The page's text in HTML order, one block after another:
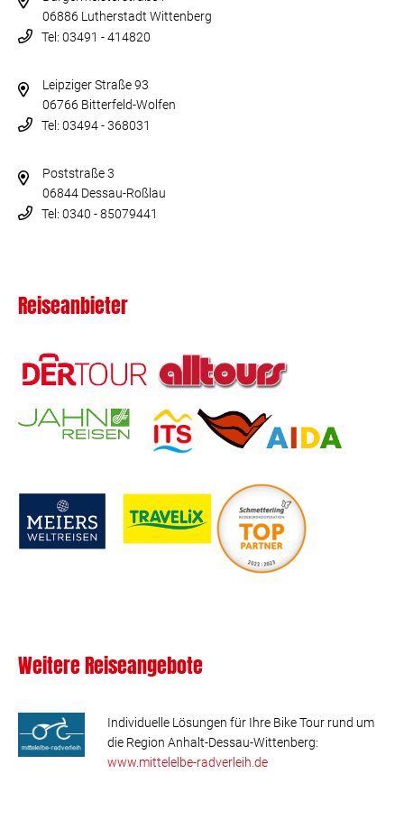
06886 Lutherstadt Wittenberg
Tel: 03491 - 414820
Leipziger Straße 93
06766 Bitterfeld-Wolfen
Tel: 03494 - 368031
Poststraße 3
06844 Dessau-Roßlau
Tel: 0340 - 85079441
Reiseanbieter
Weitere Reiseangebote
Individuelle Lösungen für Ihre Bike Tour rund um
die Region Anhalt-Dessau-Wittenberg:
www.mittelelbe-radverleih.de